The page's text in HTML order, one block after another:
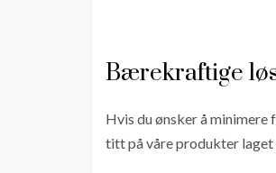
Bærekraftige
Hvis du ønsker å
titt på våre produkter laget